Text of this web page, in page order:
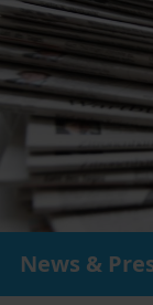
News &